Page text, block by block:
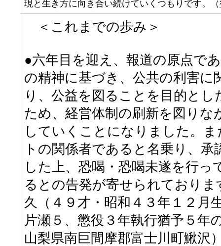
現と生き方に向き合い続けていくつもりです。（
＜これまでの歩み＞
●六年目を迎え、報道の原点で
の精神に基づき、公共の利害に
り、公益を図ることを目的とし
ため、経営体制の刷新を図りな
していくことになりました。
トの関係者であると名乗り、承
した上、恐喝・恐喝未遂を行っ
るとの告発が寄せられておりま
久（４９才・昭和４３年１２月
片瀬５、懲役３年執行猶予５年
山梨県南巨間摩郡富士川町鰍沢